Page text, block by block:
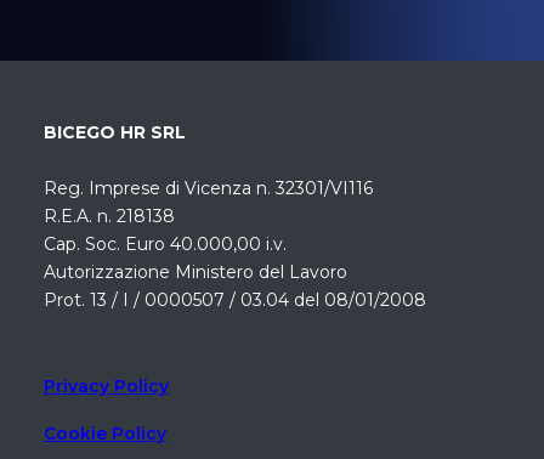
BICEGO HR SRL
Reg. Imprese di Vicenza n. 32301/VI116
R.E.A. n. 218138
Cap. Soc. Euro 40.000,00 i.v.
Autorizzazione Ministero del Lavoro
Prot. 13 / I / 0000507 / 03.04 del 08/01/2008
Privacy Policy
Cookie Policy